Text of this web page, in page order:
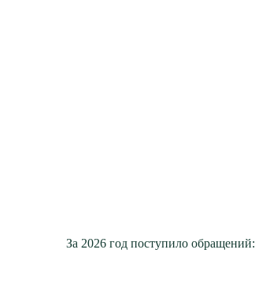
За 2026 год поступило обращений: